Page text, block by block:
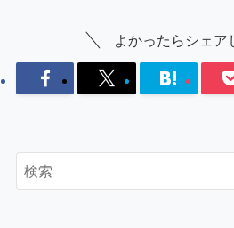
よかったらシェア